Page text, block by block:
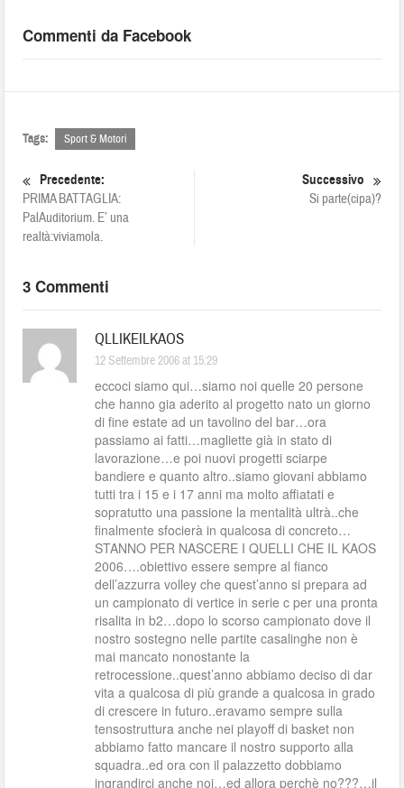
Commenti da Facebook
Tags: Sport & Motori
Precedente:
PRIMA BATTAGLIA:
PalAuditorium. E’ una
realtà:viviamola.
Successivo
Si parte(cipa)?
3 Commenti
QLLIKEILKAOS
12 Settembre 2006 at 15:29
eccoci siamo qui…siamo noi quelle 20 persone
che hanno gia aderito al progetto nato un giorno
di fine estate ad un tavolino del bar…ora
passiamo ai fatti…magliette già in stato di
lavorazione…e poi nuovi progetti sciarpe
bandiere e quanto altro..siamo giovani abbiamo
tutti tra i 15 e i 17 anni ma molto affiatati e
sopratutto una passione la mentalità ultrà..che
finalmente sfocierà in qualcosa di concreto…
STANNO PER NASCERE I QUELLI CHE IL KAOS
2006….obiettivo essere sempre al fianco
dell’azzurra volley che quest’anno si prepara ad
un campionato di vertice in serie c per una pronta
risalita in b2…dopo lo scorso campionato dove il
nostro sostegno nelle partite casalinghe non è
mai mancato nonostante la
retrocessione..quest’anno abbiamo deciso di dar
vita a qualcosa di più grande a qualcosa in grado
di crescere in futuro..eravamo sempre sulla
tensostruttura anche nei playoff di basket non
abbiamo fatto mancare il nostro supporto alla
squadra..ed ora con il palazzetto dobbiamo
ingrandirci anche noi…ed allora perchè no???…il